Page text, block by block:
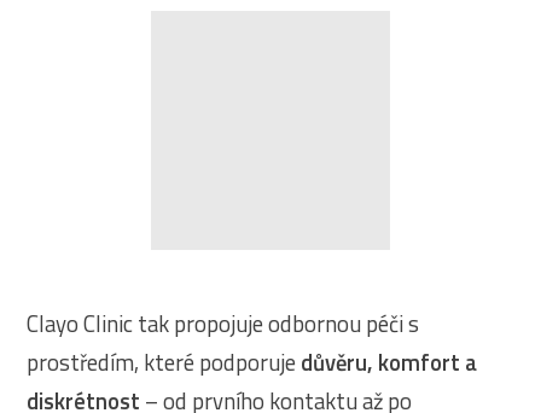
Clayo Clinic tak propojuje odbornou péči s
prostředím, které podporuje důvěru, komfort a
diskrétnost – od prvního kontaktu až po